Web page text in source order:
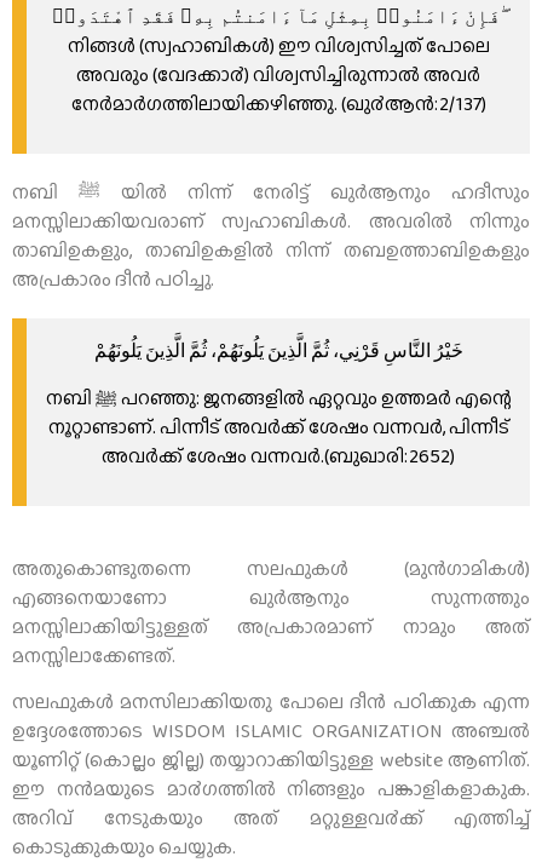
ﻓَﺈِﻥْ ءَاﻣَﻨُﻮا۟ ﺑِﻤِﺜْﻞِ ﻣَﺎٓ ءَاﻣَﻨﺘُﻢ ﺑِﻪِۦ ﻓَﻘَﺪِ ٱﻫْﺘَﺪَﻭا۟ ۖ
നിങ്ങള്‍ (സ്വഹാബികള്‍) ഈ വിശ്വസിച്ചത് പോലെ
അവരും (വേദക്കാ൪) വിശ്വസിച്ചിരുന്നാല്‍ അവര്‍
നേര്‍മാര്‍ഗത്തിലായിക്കഴിഞ്ഞു. (ഖു൪ആന്‍:2/137)
നബി ﷺ യില്‍ നിന്ന് നേരിട്ട് ഖുര്‍ആനും ഹദീസും
മനസ്സിലാക്കിയവരാണ് സ്വഹാബികള്‍. അവരില്‍ നിന്നും
താബിഉകളും, താബിഉകളില്‍ നിന്ന് തബഉത്താബിഉകളും
അപ്രകാരം ദീന്‍ പഠിച്ചു.
خَيْرُ النَّاسِ قَرْنِي، ثُمَّ الَّذِينَ يَلُونَهُمْ، ثُمَّ الَّذِينَ يَلُونَهُمْ
നബി ﷺ പറഞ്ഞു: ജനങ്ങളില്‍ ഏറ്റവും ഉത്തമര്‍ എന്റെ
നൂറ്റാണ്ടാണ്‌. പിന്നീട് അവര്‍ക്ക് ശേഷം വന്നവര്‍, പിന്നീട്
അവര്‍ക്ക് ശേഷം വന്നവര്‍.(ബുഖാരി:2652)
അതുകൊണ്ടുതന്നെ സലഫുകള്‍ (മുൻഗാമികൾ)
എങ്ങനെയാണോ ഖുര്‍ആനും സുന്നത്തും
മനസ്സിലാക്കിയിട്ടുള്ളത് അപ്രകാരമാണ്‌ നാമും അത്
മനസ്സിലാക്കേണ്ടത്‌.
സലഫുകൾ മനസിലാക്കിയതു പോലെ ദീൻ പഠിക്കുക എന്ന
ഉദ്ദേശത്തോടെ WISDOM ISLAMIC ORGANIZATION അഞ്ചൽ
യൂണിറ്റ് (കൊല്ലം ജില്ല) തയ്യാറാക്കിയിട്ടുള്ള website ആണിത്.
ഈ നന്‍മയുടെ മാ൪ഗത്തില്‍ നിങ്ങളും പങ്കാളികളാകുക.
അറിവ് നേടുകയും അത് മറ്റുള്ളവ൪ക്ക് എത്തിച്ച്
കൊടുക്കുകയും ചെയ്യുക.